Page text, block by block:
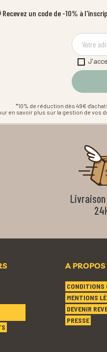
Recevez un code de -10% à
*10% de réduction dès 49€
en savoir plus sur la gestion de vos
A
CONDITIONS
MENTIONS
DEVENIR
PRESSE